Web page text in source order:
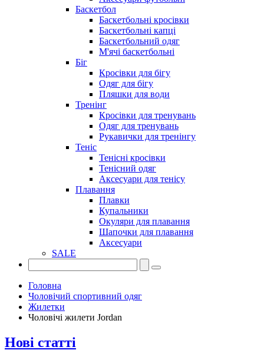
Баскетбол
Баскетбольні кросівки
Баскетбольні капці
Баскетбольний одяг
М'ячі баскетбольні
Біг
Кросівки для бігу
Одяг для бігу
Пляшки для води
Тренінг
Кросівки для тренувань
Одяг для тренувань
Рукавички для тренінгу
Теніс
Тенісні кросівки
Тенісний одяг
Аксесуари для тенісу
Плавання
Плавки
Купальники
Окуляри для плавання
Шапочки для плавання
Аксесуари
SALE
Головна
Чоловічий спортивний одяг
Жилетки
Чоловічі жилети Jordan
Нові статті